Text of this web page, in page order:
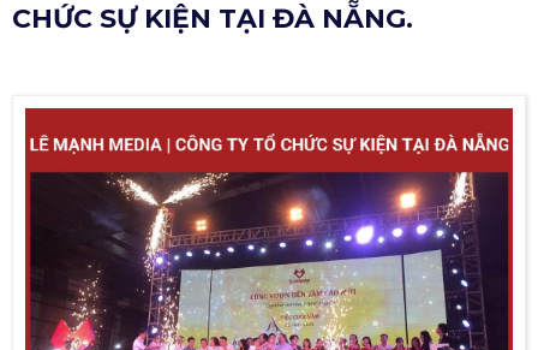
CHỨC SỰ KIỆN TẠI ĐÀ NẴNG.